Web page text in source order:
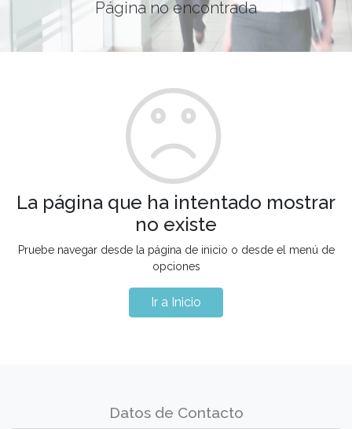
Página no encontrada
La página que ha intentado mostrar
no existe
Pruebe navegar desde la página de inicio o desde el menú de
opciones
Ir a Inicio
Datos de Contacto